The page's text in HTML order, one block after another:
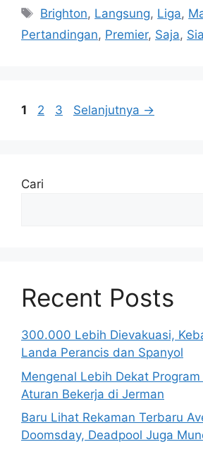
Tag
Brighton, Langsung, Liga,
Pertandingan, Premier, Saja,
Halaman
1 Halaman
2 Halaman
3 Selanjutnya →
Cari
Recent Posts
300.000 Lebih Dievakuasi,
Landa Perancis dan Spanyol
Mengenal Lebih Dekat
Aturan Bekerja di Jerman
Baru Lihat Rekaman Terbaru
Doomsday, Deadpool Juga